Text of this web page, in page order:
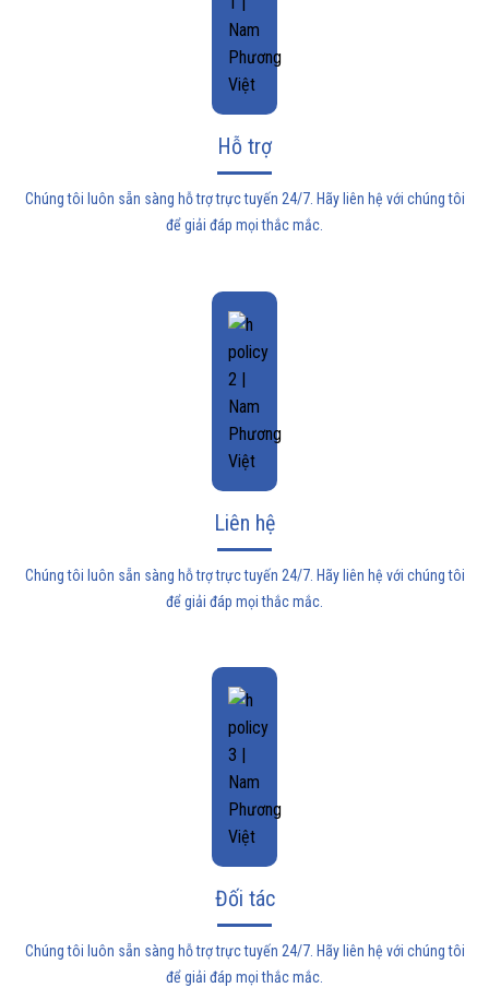
Hỗ trợ
Chúng tôi luôn sẵn sàng hỗ trợ trực tuyến 24/7. Hãy liên hệ với chúng tôi
để giải đáp mọi thắc mắc.
Liên hệ
Chúng tôi luôn sẵn sàng hỗ trợ trực tuyến 24/7. Hãy liên hệ với chúng tôi
để giải đáp mọi thắc mắc.
Đối tác
Chúng tôi luôn sẵn sàng hỗ trợ trực tuyến 24/7. Hãy liên hệ với chúng tôi
để giải đáp mọi thắc mắc.